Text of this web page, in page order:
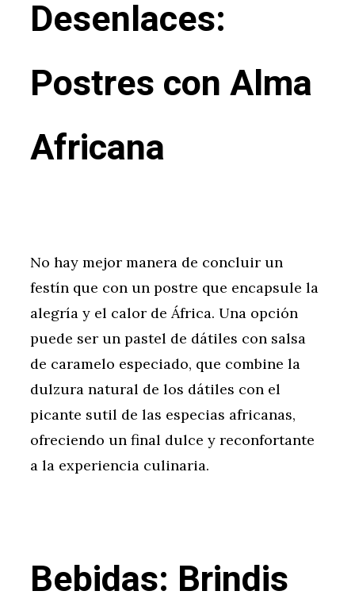
Desenlaces:
Postres con Alma
Africana
No hay mejor manera de concluir un
festín que con un postre que encapsule la
alegría y el calor de África. Una opción
puede ser un pastel de dátiles con salsa
de caramelo especiado, que combine la
dulzura natural de los dátiles con el
picante sutil de las especias africanas,
ofreciendo un final dulce y reconfortante
a la experiencia culinaria.
Bebidas: Brindis